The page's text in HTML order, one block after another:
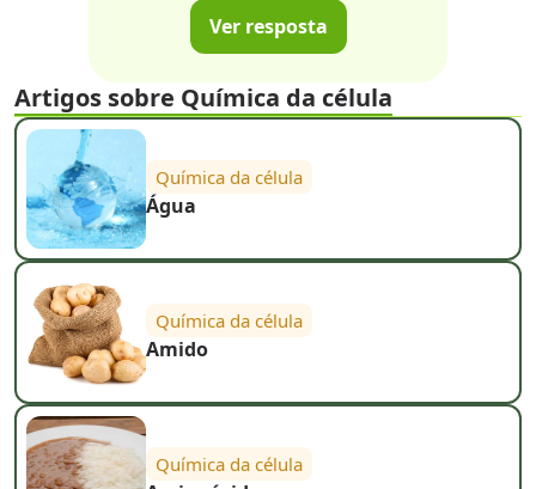
Ver resposta
Artigos sobre Química da célula
Química da célula
Água
Química da célula
Amido
Química da célula